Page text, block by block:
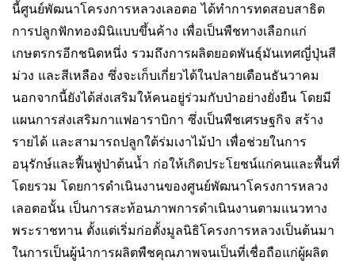
นี้ศูนย์พัฒนาโครงการหลวงเลอตอ ได้ทำการทดสอบสาธิต
การปลูกฟักทองมินิแบบขึ้นค้าง เพื่อเป็นพืชทางเลือกแก่
เกษตรกรอีกชนิดหนึ่ง รวมถึงการผลิตยอดพันธุ์มันเทศญี่ปุ่นสี
ม่วง และสีเหลือง ซึ่งจะเก็บเกี่ยวได้ในปลายเดือนธันวาคม
นอกจากนี้ยังได้ส่งเสริมให้คนอยู่ร่วมกับป่าอย่างยั่งยืน โดยมี
แผนการส่งเสริมกาแฟอาราบิกา ซึ่งเป็นพืชเศรษฐกิจ สร้าง
รายได้ และสามารถปลูกใต้ร่มเงาไม้ป่า เพื่อช่วยในการ
อนุรักษ์และฟื้นฟูป่าต้นน้ำ ก่อให้เกิดประโยชน์แก่คนและพื้นที่
โดยรวม โดยการดำเนินงานของศูนย์พัฒนาโครงการหลวง
เลอตอนั้น เป็นการสะท้อนภาพการดำเนินงานตามแนวทาง
พระราชทาน ตั้งแต่เริ่มก่อตั้งมูลนิธิโครงการหลวงเป็นต้นมา
ในการเป็นผู้นำการผลิตพืชคุณภาพจนเป็นที่เชื่อถือแก่ผู้ผลิต